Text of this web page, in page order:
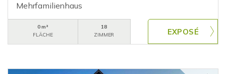
Mehrfamilienhaus
0 m²
FLÄCHE
18
ZIMMER